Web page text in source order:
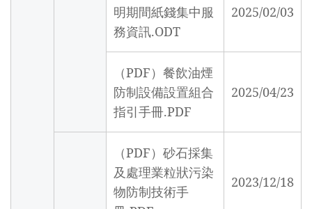
明期間紙錢集中服
務資訊.ODT
2025/02/03
（PDF）餐飲油煙
防制設備設置組合
指引手冊.PDF
2025/04/23
（PDF）砂石採集
及處理業粒狀污染
物防制技術手
2023/12/18